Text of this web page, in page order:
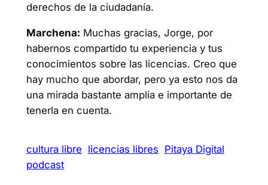
derechos de la ciudadanía.
Marchena: Muchas gracias, Jorge, por
habernos compartido tu experiencia y tus
conocimientos sobre las licencias. Creo que
hay mucho que abordar, pero ya esto nos da
una mirada bastante amplia e importante de
tenerla en cuenta.
cultura libre licencias libres Pitaya Digital
podcast